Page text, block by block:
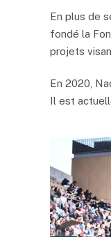
En plus de
fondé la
projets
En 2020,
Il est